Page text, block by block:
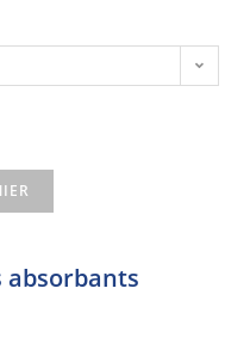
absorbants